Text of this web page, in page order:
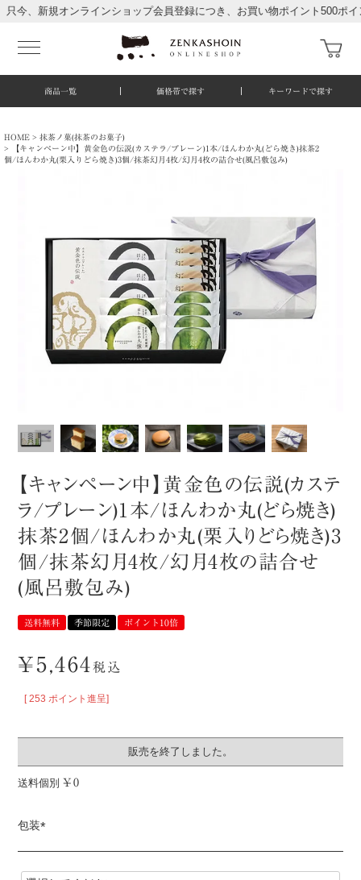
オンラインショップ会員登録につき、お買い物ポイント500ポイント進
商品一覧 価格帯で探す キーワードで探す
HOME
抹茶ノ菓(抹茶のお菓子)
【キャンペーン中】黄金色の伝説(カステラ/プレーン)1本/ほんわか丸(どら焼き)抹茶2
個/ほんわか丸(栗入りどら焼き)3個/抹茶幻月4枚/幻月4枚の詰合せ(風呂敷包み)
【キャンペーン中】黄金色の伝説(カステ
ラ/プレーン)1本/ほんわか丸(どら焼き)
抹茶2個/ほんわか丸(栗入りどら焼き)3
個/抹茶幻月4枚/幻月4枚の詰合せ
(風呂敷包み)
送料無料 季節限定 ポイント10倍
¥5,464税込
[ 253 ポイント進呈]
販売を終了しました。
送料個別 ¥ 0
包装
(
必